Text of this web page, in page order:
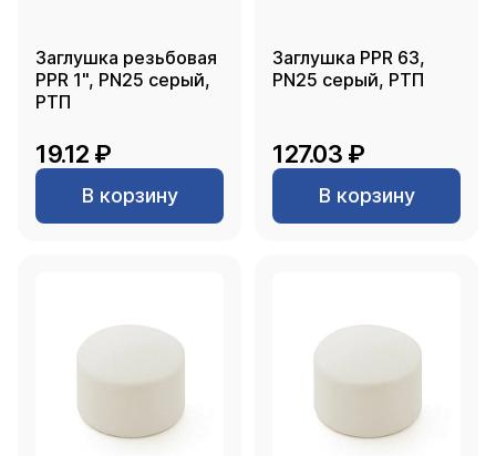
Заглушка резьбовая
PPR 1", PN25 серый,
РТП
19.12 ₽
В корзину
Заглушка PPR 63,
PN25 серый, РТП
127.03 ₽
В корзину